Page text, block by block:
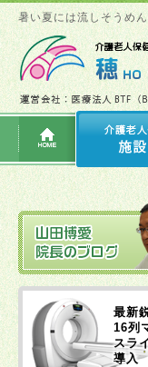
暑い夏には流しそうめ
最新
16列
スラ
導入